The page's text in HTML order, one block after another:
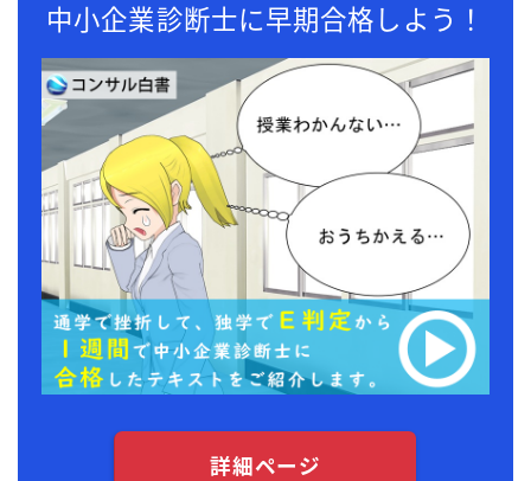
中小企業診断士に早期合格しよう！
詳細ページ